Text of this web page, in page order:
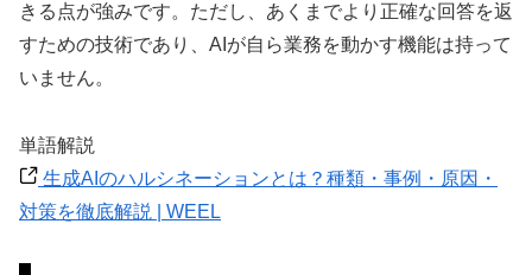
きる点が強みです。ただし、あくまでより正確な回答を返
すための技術であり、AIが自ら業務を動かす機能は持って
いません。
単語解説
生成AIのハルシネーションとは？種類・事例・原因・
対策を徹底解説 | WEEL